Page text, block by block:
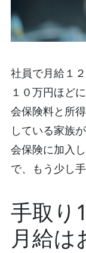
社員で月給１
１０万円ほど
会保険料と所
している家族
会保険に加入
で、もう少し
手取り
月給は